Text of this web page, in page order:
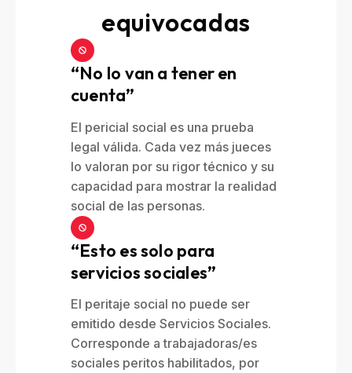
equivocadas
“No lo van a tener en
cuenta”
El pericial social es una prueba
legal válida. Cada vez más jueces
lo valoran por su rigor técnico y su
capacidad para mostrar la realidad
social de las personas.
“Esto es solo para
servicios sociales”
El peritaje social no puede ser
emitido desde Servicios Sociales.
Corresponde a trabajadoras/es
sociales peritos habilitados, por